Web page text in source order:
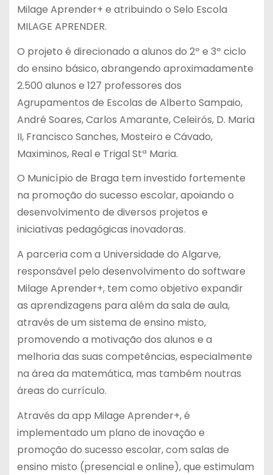
Milage Aprender+ e atribuindo o Selo Escola
MILAGE APRENDER.
O projeto é direcionado a alunos do 2º e 3º ciclo
do ensino básico, abrangendo aproximadamente
2.500 alunos e 127 professores dos
Agrupamentos de Escolas de Alberto Sampaio,
André Soares, Carlos Amarante, Celeirós, D. Maria
II, Francisco Sanches, Mosteiro e Cávado,
Maximinos, Real e Trigal Stª Maria.
O Município de Braga tem investido fortemente
na promoção do sucesso escolar, apoiando o
desenvolvimento de diversos projetos e
iniciativas pedagógicas inovadoras.
A parceria com a Universidade do Algarve,
responsável pelo desenvolvimento do software
Milage Aprender+, tem como objetivo expandir
as aprendizagens para além da sala de aula,
através de um sistema de ensino misto,
promovendo a motivação dos alunos e a
melhoria das suas competências, especialmente
na área da matemática, mas também noutras
áreas do currículo.
Através da app Milage Aprender+, é
implementado um plano de inovação e
promoção do sucesso escolar, com salas de
ensino misto (presencial e online), que estimulam